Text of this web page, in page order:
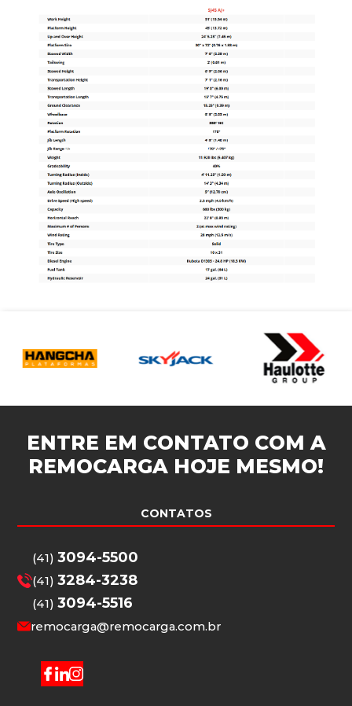
ENTRE EM CONTATO COM A
REMOCARGA HOJE MESMO!
CONTATOS
(41)3094-5500
(41)3284-3238
(41)3094-5516
remocarga@remocarga.com.br